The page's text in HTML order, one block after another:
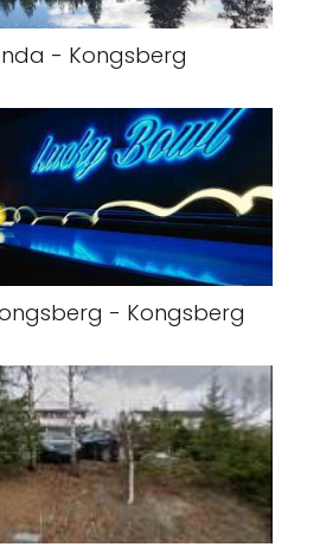
- Kongsberg
- Kongsberg